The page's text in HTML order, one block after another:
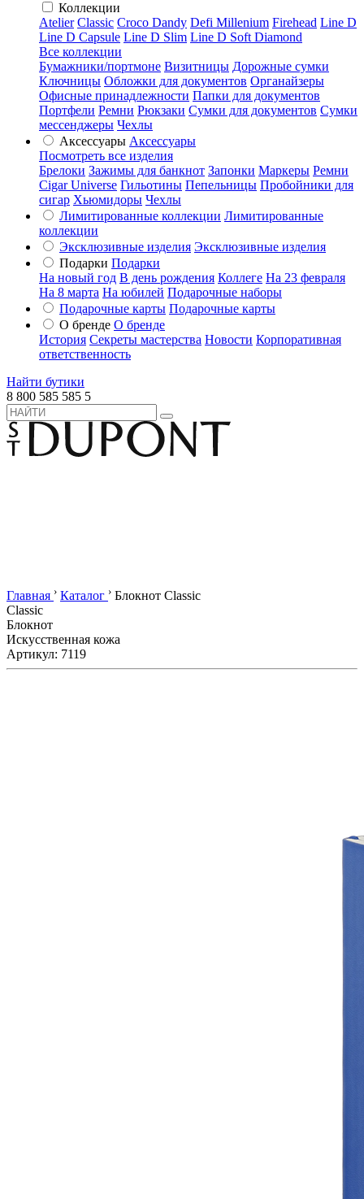
Коллекции
Atelier Classic Croco Dandy Defi Millenium Firehead Line D
Line D Capsule Line D Slim Line D Soft Diamond
Все коллекции
Бумажники/портмоне Визитницы Дорожные сумки
Ключницы Обложки для документов Органайзеры
Офисные принадлежности Папки для документов
Портфели Ремни Рюкзаки Сумки для документов Сумки
мессенджеры Чехлы
Аксессуары Аксессуары
Посмотреть все изделия
Брелоки Зажимы для банкнот Запонки Маркеры Ремни
Cigar Universe Гильотины Пепельницы Пробойники для
сигар Хьюмидоры Чехлы
Лимитированные коллекции Лимитированные
коллекции
Эксклюзивные изделия Эксклюзивные изделия
Подарки Подарки
На новый год В день рождения Коллеге На 23 февраля
На 8 марта На юбилей Подарочные наборы
Подарочные карты Подарочные карты
О бренде О бренде
История Секреты мастерства Новости Корпоративная
ответственность
Найти бутики
8 800 585 585 5
Главная › Каталог › Блокнот Classic
Classic
Блокнот
Искусственная кожа
Артикул: 7119